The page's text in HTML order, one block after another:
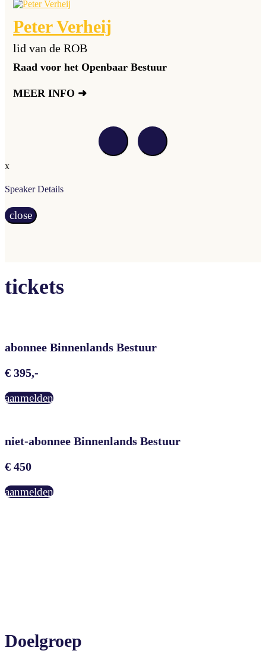
Peter Verheij
lid van de ROB
Raad voor het Openbaar Bestuur
MEER INFO ➜
x
Speaker Details
close
tickets
abonnee Binnenlands Bestuur
€ 395,-
aanmelden
niet-abonnee Binnenlands Bestuur
€ 450
aanmelden
Doelgroep